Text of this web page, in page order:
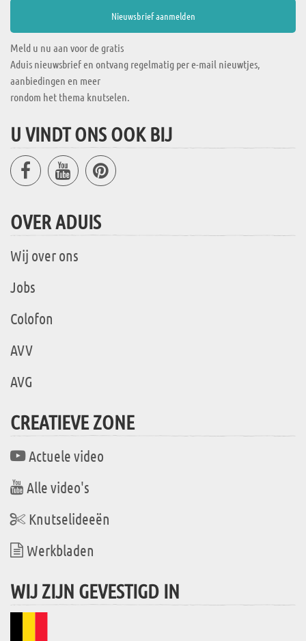
Meld u nu aan voor de gratis
Aduis nieuwsbrief en ontvang regelmatig per e-mail nieuwtjes,
aanbiedingen en meer
rondom het thema knutselen.
U VINDT ONS OOK BIJ
OVER ADUIS
Wij over ons
Jobs
Colofon
AVV
AVG
CREATIEVE ZONE
Actuele video
Alle video's
Knutselideeën
Werkbladen
WIJ ZIJN GEVESTIGD IN